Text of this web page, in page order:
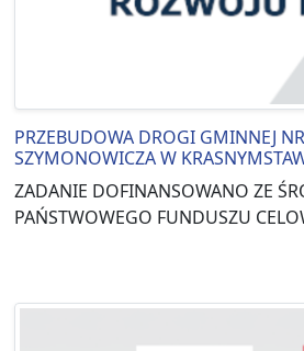
PRZEBUDOWA DROGI GMINNEJ
SZYMONOWICZA W
ZADANIE DOFINANSOWANO ZE
PAŃSTWOWEGO FUNDUSZU